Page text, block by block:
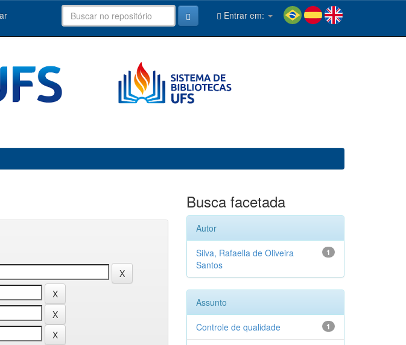
Entrar em:
Busca facetada
Autor
1
Silva, Rafaella de Oliveira
Santos
Assunto
1
Controle de qualidade